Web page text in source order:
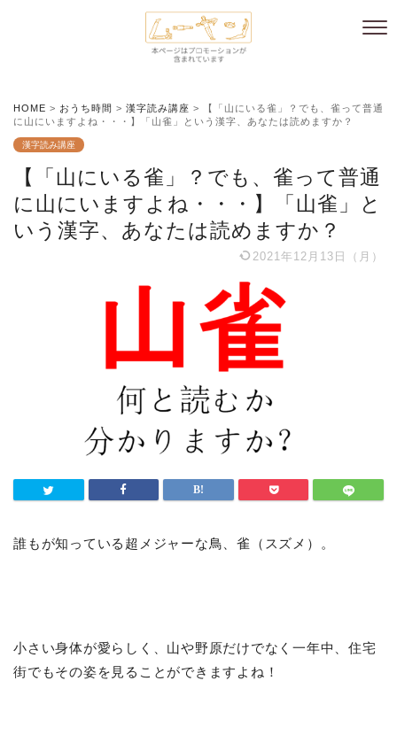
HOME > おうち時間 > 漢字読み講座 >
【「山にいる雀」？でも、雀って普通
に山にいますよね・・・】「山雀」という漢字、あなたは読めますか？
漢字読み講座
【「山にいる雀」？でも、雀って普通
に山にいますよね・・・】「山雀」と
いう漢字、あなたは読めますか？
2021年12月13日（月）
誰もが知っている超メジャーな鳥、雀（スズメ）。
小さい身体が愛らしく、山や野原だけでなく一年中、住宅
街でもその姿を見ることができますよね！